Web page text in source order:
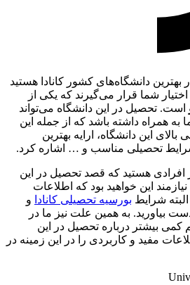
دانشگاه‌های کشور کانادا هستید
شما قرار می‌گیرند که یکی از
است. تحصیل در این دانشگاه می‌تواند
به همراه داشته باشد که از جمله این
این دانشگاه، ارایه بهترین
تحصیلی مناسب و … اشاره کرد.
افرادی هستید که قصد تحصیل در این
این خواهید بود که اطلاعات
شرایط بورسیه تحصیلی کانادا و
بیاورید. به همین علت نیز ما در
کمی بیشتر درباره تحصیل در این
مفید و کاربردی را در این زمینه در